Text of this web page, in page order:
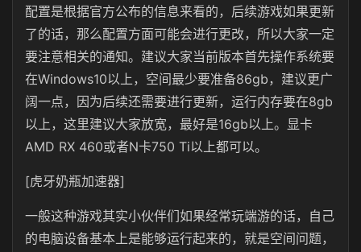
配置是根据官方公布的信息来看的，后续游戏如果更新
了的话，那么配置方面可能会进行更改，所以大家一定
要注意相关的通知。建议大家当前版本首先操作系统要
在Windows10以上，空间最少要准备86gb，建议更广
阔一点，因为后续还需要进行更新，运行内存要在8gb
以上，这里建议大家放宽，最好是16gb以上。显卡
AMD RX 460或者N卡750 Ti以上都可以。
[虎牙奶瓶加速器]
一般这种游戏其实小伙伴们如果经常玩端游的话，自己
的电脑设备基本上是能够运行起来的，就是空间问题，